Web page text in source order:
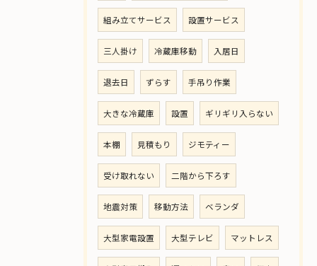
組み立てサービス 設置サービス
三人掛け 冷蔵庫移動 入居日
退去日 ずらす 手吊り作業
大きな冷蔵庫 設置 ギリギリ入らない
本棚 見積もり ジモティー
受け取れない 二階から下ろす
地震対策 移動方法 ベランダ
大型家電設置 大型テレビ マットレス